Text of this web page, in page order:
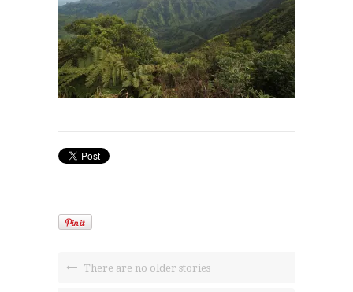
There are no older stories